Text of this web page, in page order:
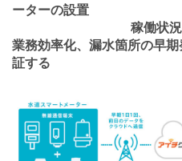
ーターの設置
稼働状況のモニ
業務効率化、漏水箇所の早
証する